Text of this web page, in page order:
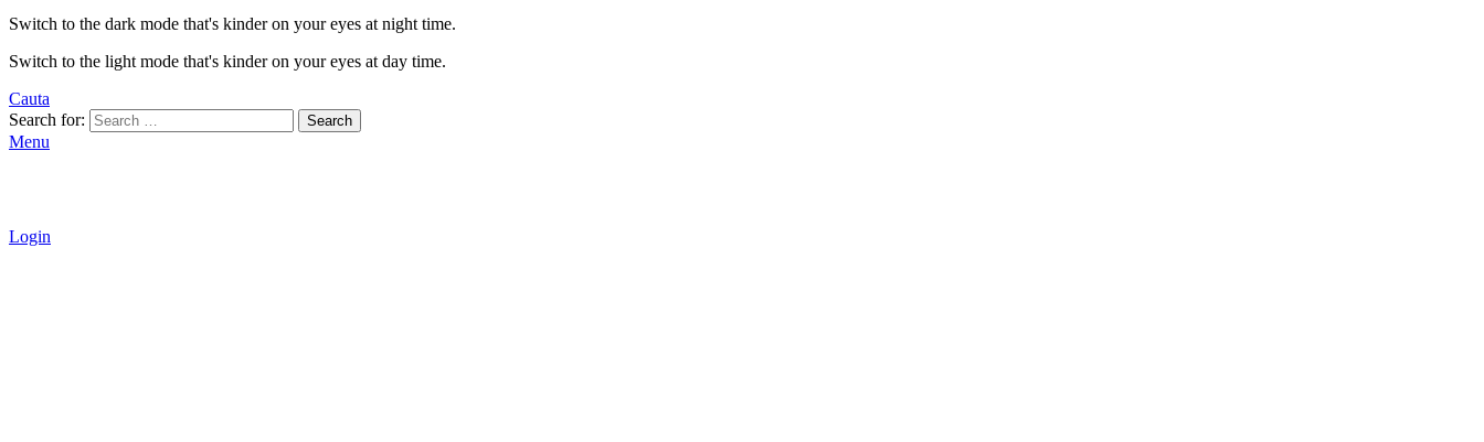
Switch to the dark mode that's kinder on your eyes at night time.
Switch to the light mode that's kinder on your eyes at day time.
Cauta
Search for:
Search
Menu
Login